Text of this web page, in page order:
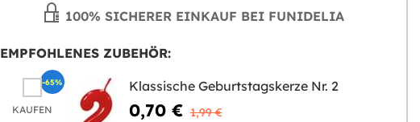
100% SICHERER EINKAUF BEI FUNIDELIA
EMPFOHLENES ZUBEHÖR:
KAUFEN
Klassische Geburtstagskerze Nr. 2
0,70 € 1,99 €
-65%